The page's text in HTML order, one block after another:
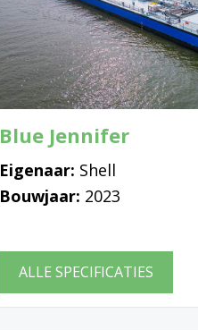
Blue Jennifer
Eigenaar: Shell
Bouwjaar: 2023
ALLE SPECIFICATIES